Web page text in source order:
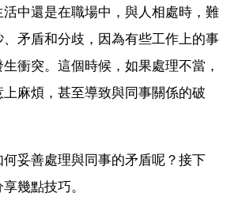
中還是在職場中，與人相處時，難
矛盾和分歧，因為有些工作上的事
衝突。這個時候，如果處理不當，
麻煩，甚至導致與同事關係的破
妥善處理與同事的矛盾呢？接下
幾點技巧。